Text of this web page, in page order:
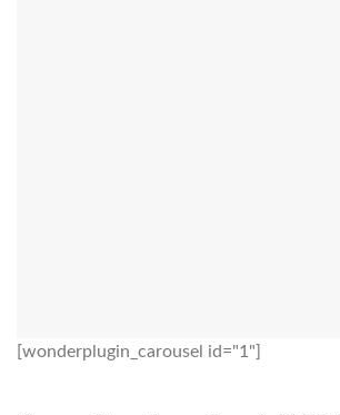
[wonderplugin_carousel id="1"]